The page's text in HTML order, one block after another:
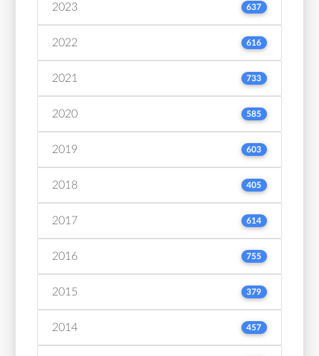
2023 637
2022 616
2021 733
2020 585
2019 603
2018 405
2017 614
2016 755
2015 379
2014 457